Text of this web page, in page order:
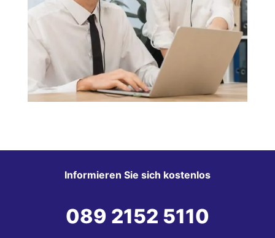
Informieren Sie sich kostenlos
089 2152 5110